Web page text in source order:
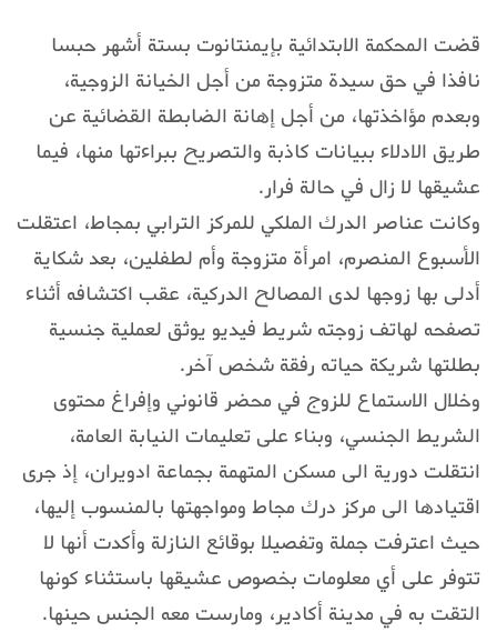
قضت المحكمة الابتدائية بإيمنتانوت بستة أشهر حبسا
نافذا في حق سيدة متزوجة من أجل الخيانة الزوجية،
وبعدم مؤاخذتها، من أجل إهانة الضابطة القضائية عن
طريق الادلاء ببيانات كاذبة والتصريح ببراءتها منها، فيما
عشيقها لا زال في حالة فرار.
وكانت عناصر الدرك الملكي للمركز الترابي بمجاط، اعتقلت
الأسبوع المنصرم، امرأة متزوجة وأم لطفلين، بعد شكاية
أدلى بها زوجها لدى المصالح الدركية، عقب اكتشافه أثناء
تصفحه لهاتف زوجته شريط فيديو يوثق لعملية جنسية
بطلتها شريكة حياته رفقة شخص آخر.
وخلال الاستماع للزوج في محضر قانوني وإفراغ محتوى
الشريط الجنسي، وبناء على تعليمات النيابة العامة،
انتقلت دورية الى مسكن المتهمة بجماعة ادويران، إذ جرى
اقتيادها الى مركز درك مجاط ومواجهتها بالمنسوب إليها،
حيث اعترفت جملة وتفصيلا بوقائع النازلة وأكدت أنها لا
تتوفر على أي معلومات بخصوص عشيقها باستثناء كونها
التقت به في مدينة أكادير، ومارست معه الجنس حينها.